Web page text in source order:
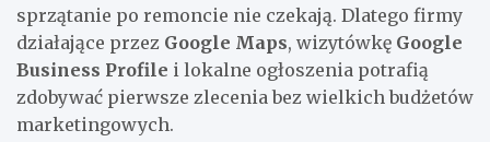
sprzątanie po remoncie nie czekają. Dlatego firmy
działające przez Google Maps, wizytówkę Google
Business Profile i lokalne ogłoszenia potrafią
zdobywać pierwsze zlecenia bez wielkich budżetów
marketingowych.